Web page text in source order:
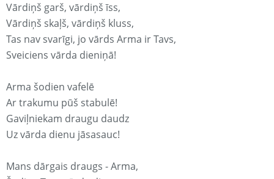
Vārdiņš garš, vārdiņš īss,
Vārdiņš skaļš, vārdiņš kluss,
Tas nav svarīgi, jo vārds Arma ir Tavs,
Sveiciens vārda dieniņā!
Arma šodien vafelē
Ar trakumu pūš stabulē!
Gaviļniekam draugu daudz
Uz vārda dienu jāsasauc!
Mans dārgais draugs - Arma,